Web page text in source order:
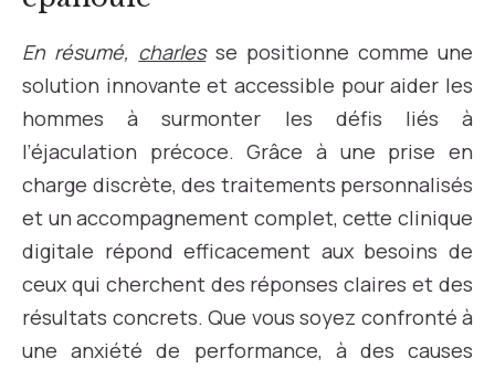
En résumé, charles se positionne comme une
solution innovante et accessible pour aider les
hommes à surmonter les défis liés à
l’éjaculation précoce. Grâce à une prise en
charge discrète, des traitements personnalisés
et un accompagnement complet, cette clinique
digitale répond efficacement aux besoins de
ceux qui cherchent des réponses claires et des
résultats concrets. Que vous soyez confronté à
une anxiété de performance, à des causes